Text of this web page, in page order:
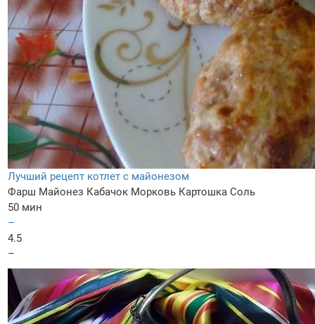
Лучший рецепт котлет с майонезом
Фарш Майонез Кабачок Морковь Картошка Соль
50 мин
–
4.5
–